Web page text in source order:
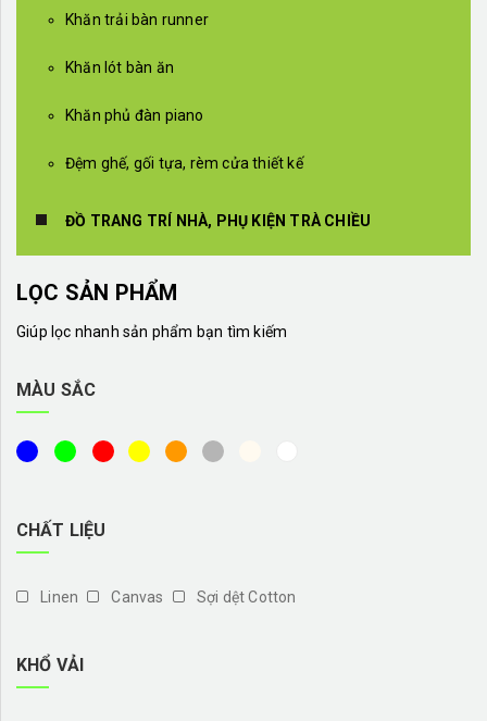
Khăn trải bàn runner
Khăn lót bàn ăn
Khăn phủ đàn piano
Đệm ghế, gối tựa, rèm cửa thiết kế
ĐỒ TRANG TRÍ NHÀ, PHỤ KIỆN TRÀ CHIỀU
LỌC SẢN PHẨM
Giúp lọc nhanh sản phẩm bạn tìm kiếm
MÀU SẮC
CHẤT LIỆU
Linen Canvas Sợi dệt Cotton
KHỔ VẢI